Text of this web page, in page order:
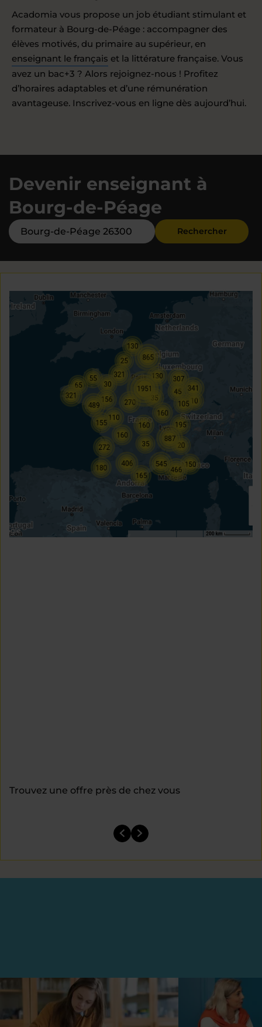
Acadomia vous propose un job étudiant stimulant et
formateur à Bourg-de-Péage : accompagner des
élèves motivés, du primaire au supérieur, en
enseignant le français et la littérature française. Vous
avez un bac+3 ? Alors rejoignez-nous ! Profitez
d’horaires adaptables et d’une rémunération
avantageuse. Inscrivez-vous en ligne dès aujourd’hui.
Devenir enseignant à
Bourg-de-Péage
Rechercher
Trouvez une offre près de chez vous